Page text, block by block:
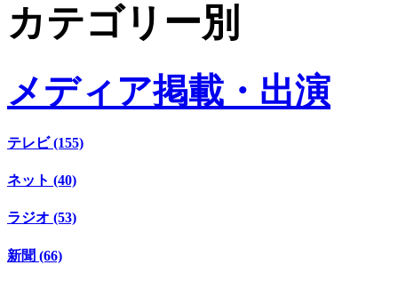
カテゴリー別
メディア掲載・出演
テレビ (155)
ネット (40)
ラジオ (53)
新聞 (66)